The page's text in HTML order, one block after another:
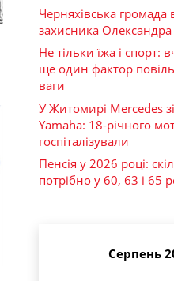
Черняхівська громада
захисника Олександра
Не тільки їжа і спорт:
ще один фактор
ваги
У Житомирі Mercedes
Yamaha: 18-річного
госпіталізували
Пенсія у 2026 році:
потрібно у 60, 63 і 65
Серпень